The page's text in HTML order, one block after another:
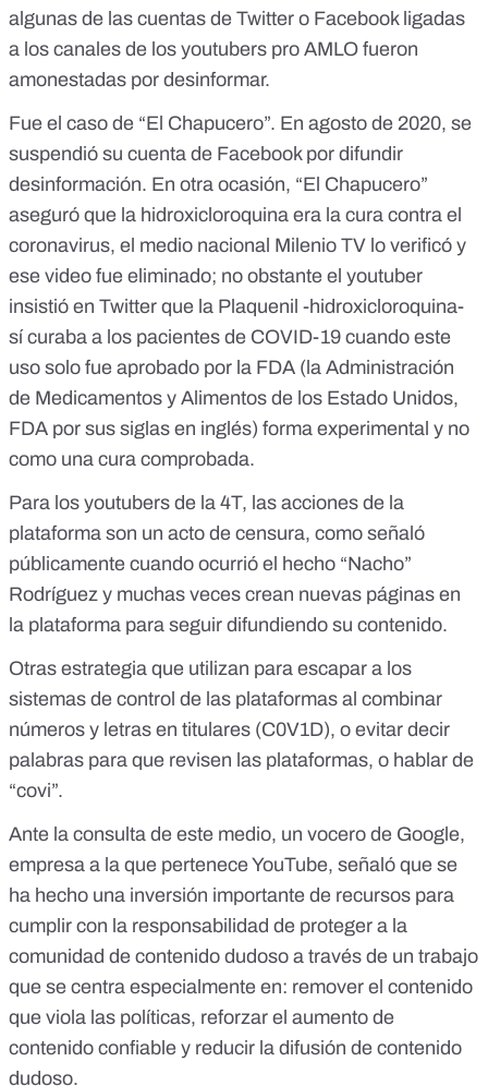
algunas de las cuentas de Twitter o Facebook ligadas
a los canales de los youtubers pro AMLO fueron
amonestadas por desinformar.
Fue el caso de “El Chapucero”. En agosto de 2020, se
suspendió su cuenta de Facebookpor difundir
desinformación. En otra ocasión, “El Chapucero”
aseguró que la hidroxicloroquina era la cura contra el
coronavirus, el medio nacional Milenio TV lo verificó y
ese video fue eliminado; no obstante el youtuber
insistió en Twitter que la Plaquenil -hidroxicloroquina-
sí curaba a los pacientes de COVID-19 cuando este
uso solo fue aprobado por la FDA (la Administración
de Medicamentos y Alimentos de los Estado Unidos,
FDA por sus siglas en inglés) forma experimental y no
como una cura comprobada.
Para los youtubers de la 4T, las acciones de la
plataforma son un acto de censura, como señaló
públicamente cuando ocurrió el hecho “Nacho”
Rodríguez y muchas veces crean nuevas páginas en
la plataforma para seguir difundiendo su contenido.
Otras estrategia que utilizan para escapar a los
sistemas de control de las plataformas al combinar
números y letras en titulares (C0V1D), o evitar decir
palabras para que revisen las plataformas, o hablar de
“covi”.
Ante la consulta de este medio, un vocero de Google,
empresa a la que pertenece YouTube, señaló que se
ha hecho una inversión importante de recursos para
cumplir con la responsabilidad de proteger a la
comunidad de contenido dudoso a través de un trabajo
que se centra especialmente en: remover el contenido
que viola las políticas, reforzar el aumento de
contenido confiable y reducir la difusión de contenido
dudoso.